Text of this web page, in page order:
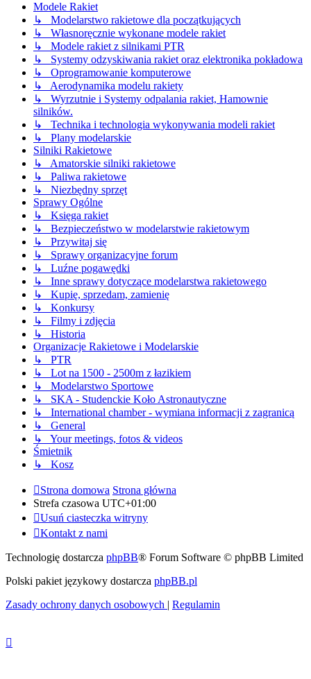
Modele Rakiet
↳ Modelarstwo rakietowe dla początkujących
↳ Własnoręcznie wykonane modele rakiet
↳ Modele rakiet z silnikami PTR
↳ Systemy odzyskiwania rakiet oraz elektronika pokładowa
↳ Oprogramowanie komputerowe
↳ Aerodynamika modelu rakiety
↳ Wyrzutnie i Systemy odpalania rakiet, Hamownie
silników.
↳ Technika i technologia wykonywania modeli rakiet
↳ Plany modelarskie
Silniki Rakietowe
↳ Amatorskie silniki rakietowe
↳ Paliwa rakietowe
↳ Niezbędny sprzęt
Sprawy Ogólne
↳ Księga rakiet
↳ Bezpieczeństwo w modelarstwie rakietowym
↳ Przywitaj się
↳ Sprawy organizacyjne forum
↳ Luźne pogawędki
↳ Inne sprawy dotyczące modelarstwa rakietowego
↳ Kupię, sprzedam, zamienię
↳ Konkursy
↳ Filmy i zdjęcia
↳ Historia
Organizacje Rakietowe i Modelarskie
↳ PTR
↳ Lot na 1500 - 2500m z łazikiem
↳ Modelarstwo Sportowe
↳ SKA - Studenckie Koło Astronautyczne
↳ International chamber - wymiana informacji z zagranicą
↳ General
↳ Your meetings, fotos & videos
Śmietnik
↳ Kosz
Strona domowa Strona główna
Strefa czasowa UTC+01:00
Usuń ciasteczka witryny
Kontakt z nami
Technologię dostarcza phpBB® Forum Software © phpBB Limited
Polski pakiet językowy dostarcza phpBB.pl
Zasady ochrony danych osobowych | Regulamin